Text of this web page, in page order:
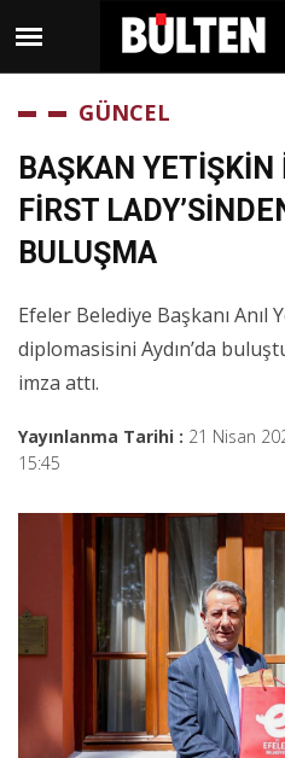
GÜNCEL
BAŞKAN
FİRST
BULUŞMA
Efeler Belediye Başkanı Anıl
diplomasisini Aydın’da
imza attı.
Yayınlanma Tarihi : 21 Nisan
15:45